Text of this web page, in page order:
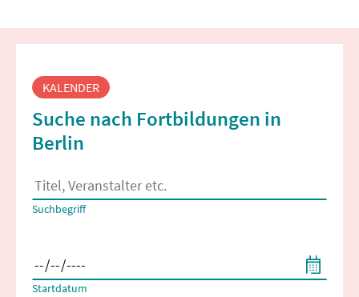
Fortbildungssuche
KALENDER
Suche nach Fortbildungen in
Berlin
Es erscheinen Suchvorschläge, wenn mindestens 2 Zeichen
Suchbegriff
Startdatum